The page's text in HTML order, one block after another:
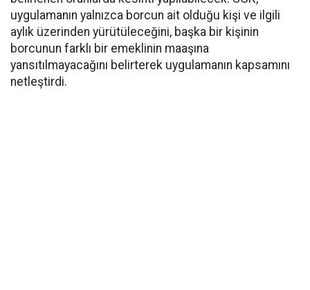
uygulamanın yalnızca borcun ait olduğu kişi ve ilgili
aylık üzerinden yürütüleceğini, başka bir kişinin
borcunun farklı bir emeklinin maaşına
yansıtılmayacağını belirterek uygulamanın kapsamını
netleştirdi.